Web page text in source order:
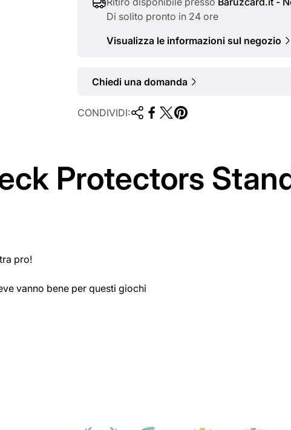
Di solito pronto in 24 ore
Visualizza le informazioni sul negozio
Chiedi una domanda
CONDIVIDI:
Protectors
pro!
vanno bene per questi giochi